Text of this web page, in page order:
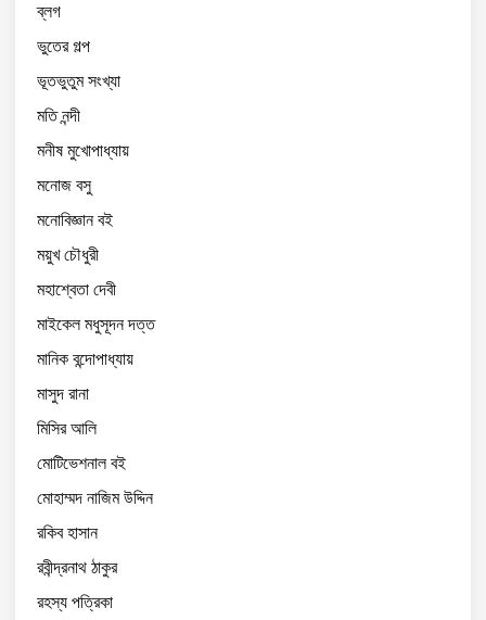
ব্লগ
ভুতের গল্প
ভূতভুতুম সংখ্যা
মতি নন্দী
মনীষ মুখোপাধ্যায়
মনোজ বসু
মনোবিজ্ঞান বই
ময়ুখ চৌধুরী
মহাশ্বেতা দেবী
মাইকেল মধুসূদন দত্ত
মানিক বন্দোপাধ্যায়
মাসুদ রানা
মিসির আলি
মোটিভেশনাল বই
মোহাম্মদ নাজিম উদ্দিন
রকিব হাসান
রবীন্দ্রনাথ ঠাকুর
রহস্য পত্রিকা